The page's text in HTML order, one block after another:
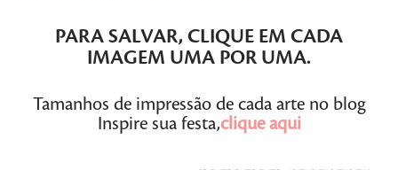
PARA SALVAR, CLIQUE EM CADA
IMAGEM UMA POR UMA.
Tamanhos de impressão de cada arte no blog
Inspire sua festa,clique aqui